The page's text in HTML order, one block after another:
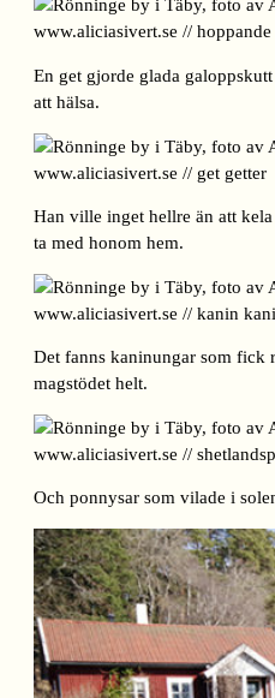
En get gjorde glada
att hälsa.
Han ville inget hellre än att
ta med honom hem.
Det fanns kaninungar som fick
magstödet helt.
Och ponnysar som vilade i